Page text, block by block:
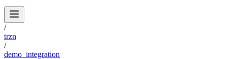
/
trzn
/
demo_integration